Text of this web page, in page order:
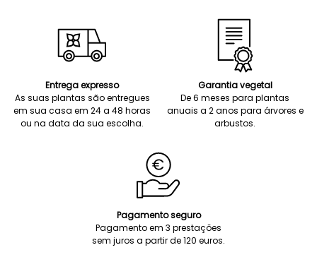
Entrega expresso
As suas plantas são entregues
em sua casa em 24 a 48 horas
ou na data da sua escolha.
Garantia vegetal
De 6 meses para plantas
anuais a 2 anos para árvores e
arbustos.
Pagamento seguro
Pagamento em 3 prestações
sem juros a partir de 120 euros.